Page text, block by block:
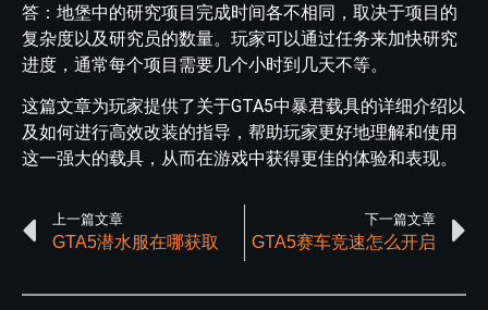
答：地堡中的研究项目完成时间各不相同，取决于项目的
复杂度以及研究员的数量。玩家可以通过任务来加快研究
进度，通常每个项目需要几个小时到几天不等。
这篇文章为玩家提供了关于GTA5中暴君载具的详细介绍以
及如何进行高效改装的指导，帮助玩家更好地理解和使用
这一强大的载具，从而在游戏中获得更佳的体验和表现。
上一篇文章
GTA5潜水服在哪获取
下一篇文章
GTA5赛车竞速怎么开启